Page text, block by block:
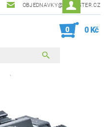
OBJEDNAVKY@IFORESTER.CZ
0 0 Kč